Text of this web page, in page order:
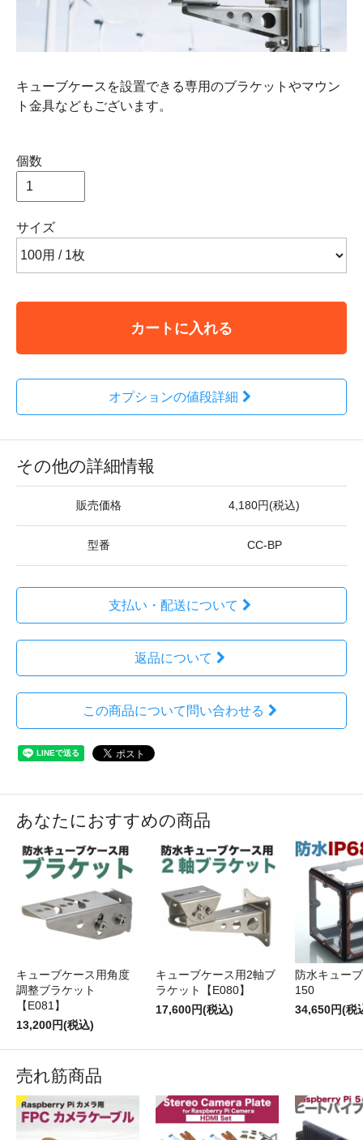
キューブケースを設置できる専用のブラケットやマウン
ト金具などもございます。
個数
サイズ
カートに入れる
オプションの値段詳細
その他の詳細情報
販売価格 4,180円(税込)
型番 CC-BP
支払い・配送について
返品について
この商品について問い合わせる
あなたにおすすめの商品
キューブケース用角度
調整ブラケット
【E081】
13,200円(税込)
キューブケース用2軸ブ
ラケット【E080】
17,600円(税込)
防水キュー
150
34,650円(税
売れ筋商品